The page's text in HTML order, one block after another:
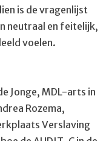
is de vragenlijst
neutraal en feitelijk,
voelen.
Jonge, MDL-arts in
Rozema,
Verslaving